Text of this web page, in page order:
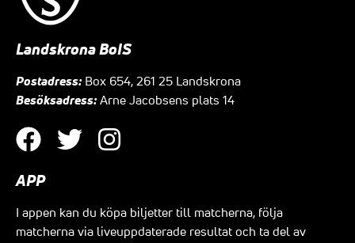
Landskrona BoIS
Postadress: Box 654, 261 25 Landskrona
Besöksadress: Arne Jacobsens plats 14
APP
I appen kan du köpa biljetter till matcherna, följa
matcherna via liveuppdaterade resultat och ta del av